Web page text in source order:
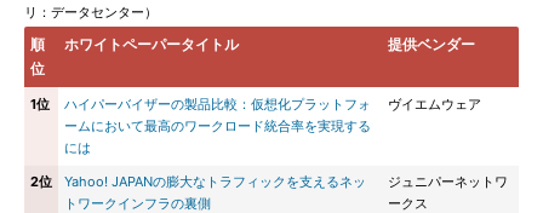
リ：データセンター）
順
位
ホワイトペーパータイトル 提供ベンダー
1位
ハイパーバイザーの製品比較：仮想化プラットフォ
ームにおいて最高のワークロード統合率を実現する
には
ヴイエムウェア
2位
Yahoo! JAPANの膨大なトラフィックを支えるネッ
トワークインフラの裏側
ジュニパーネットワ
ークス